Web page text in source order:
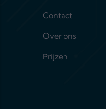
Contact
Over ons
Prijzen